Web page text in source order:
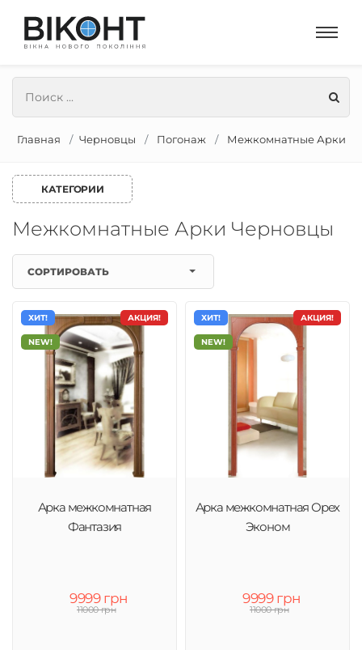
Главная Черновцы Погонаж Межкомнатные Арки
КАТЕГОРИИ
Межкомнатные Арки Черновцы
СОРТИРОВАТЬ
АКЦИЯ!
ХИТ!
NEW!
Арка межкомнатная
Фантазия
9999 грн
11000 грн
АКЦИЯ!
ХИТ!
NEW!
Арка межкомнатная Орех
Эконом
9999 грн
11000 грн